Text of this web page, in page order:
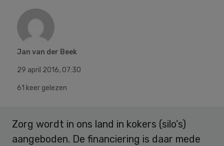
Jan van der Beek
29 april 2016, 07:30
61 keer gelezen
Zorg wordt in ons land in kokers (silo’s)
aangeboden. De financiering is daar mede